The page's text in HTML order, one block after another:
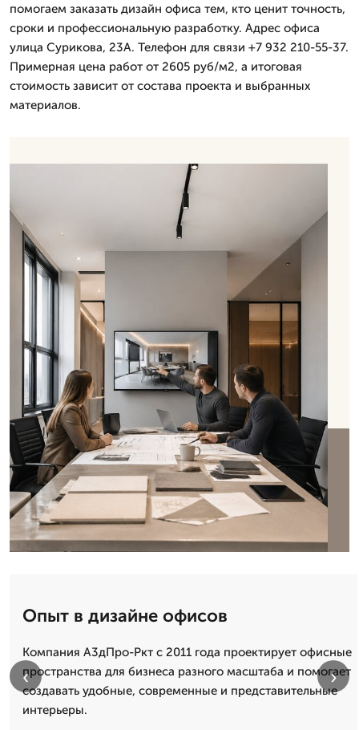
помогаем заказать дизайн офиса тем, кто ценит точность,
сроки и профессиональную разработку. Адрес офиса
улица Сурикова, 23А. Телефон для связи +7 932 210-55-37.
Примерная цена работ от 2605 руб/м2, а итоговая
стоимость зависит от состава проекта и выбранных
материалов.
Опыт в дизайне офисов
Компания А3дПро-Ркт с 2011 года проектирует офисные
пространства для бизнеса разного масштаба и помогает
создавать удобные, современные и представительные
интерьеры.
‹ ›